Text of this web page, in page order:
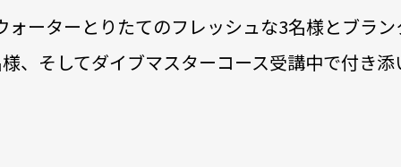
ォーターとりたてのフレッシュな3名様とブラン
、そしてダイブマスターコース受講中で付き添